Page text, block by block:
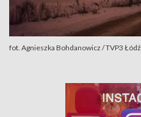
fot. Agnieszka Bohdanowicz / TVP3 Łódź